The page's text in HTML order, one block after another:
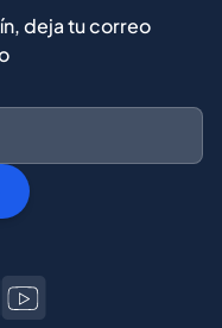
deja tu correo